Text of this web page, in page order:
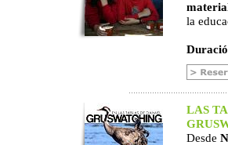
la
LAS
Desde